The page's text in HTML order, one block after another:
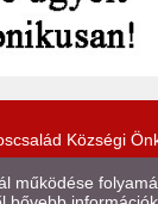
Községi
működése